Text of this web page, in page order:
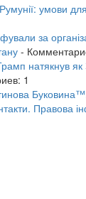
умови
за
-
натякнув
1
Правова